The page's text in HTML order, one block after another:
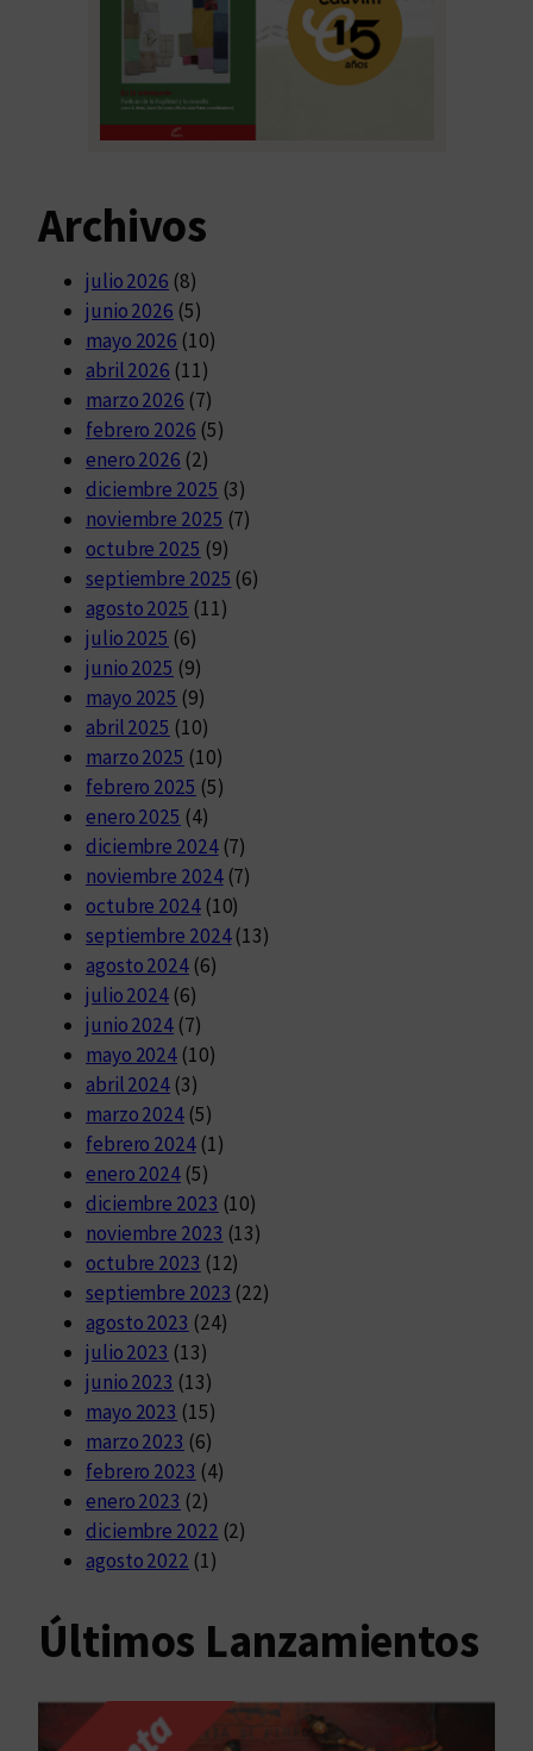
Archivos
julio 2026 (8)
junio 2026 (5)
mayo 2026 (10)
abril 2026 (11)
marzo 2026 (7)
febrero 2026 (5)
enero 2026 (2)
diciembre 2025 (3)
noviembre 2025 (7)
octubre 2025 (9)
septiembre 2025 (6)
agosto 2025 (11)
julio 2025 (6)
junio 2025 (9)
mayo 2025 (9)
abril 2025 (10)
marzo 2025 (10)
febrero 2025 (5)
enero 2025 (4)
diciembre 2024(7)
noviembre 2024(7)
octubre 2024(10)
septiembre 2024(13)
agosto 2024(6)
julio 2024 (6)
junio 2024 (7)
mayo 2024 (10)
abril 2024 (3)
marzo 2024 (5)
febrero 2024(1)
enero 2024 (5)
diciembre 2023 (10)
noviembre 2023 (13)
octubre 2023 (12)
septiembre 2023 (22)
agosto 2023 (24)
julio 2023 (13)
junio 2023 (13)
mayo 2023 (15)
marzo 2023 (6)
febrero 2023 (4)
enero 2023 (2)
diciembre 2022 (2)
agosto 2022 (1)
Últimos Lanzamientos